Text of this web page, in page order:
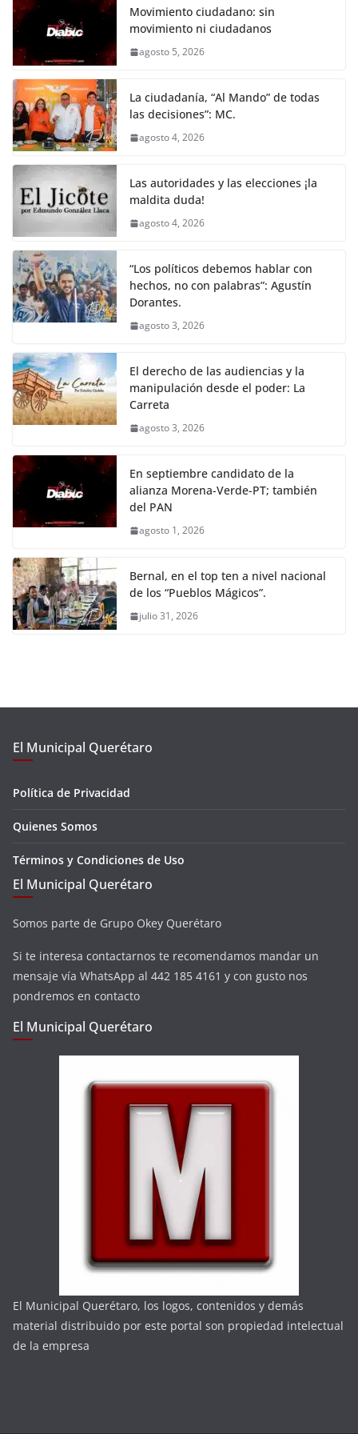
Movimiento ciudadano: sin
movimiento ni ciudadanos
agosto 5, 2026
La ciudadanía, “Al Mando” de todas
las decisiones”: MC.
agosto 4, 2026
Las autoridades y las elecciones ¡la
maldita duda!
agosto 4, 2026
“Los políticos debemos hablar con
hechos, no con palabras”: Agustín
Dorantes.
agosto 3, 2026
El derecho de las audiencias y la
manipulación desde el poder: La
Carreta
agosto 3, 2026
En septiembre candidato de la
alianza Morena-Verde-PT; también
del PAN
agosto 1, 2026
Bernal, en el top ten a nivel nacional
de los “Pueblos Mágicos”.
julio 31, 2026
El Municipal Querétaro
Política de Privacidad
Quienes Somos
Términos y Condiciones de Uso
El Municipal Querétaro
Somos parte de Grupo Okey Querétaro
Si te interesa contactarnos te recomendamos mandar un
mensaje vía WhatsApp al 442 185 4161 y con gusto nos
pondremos en contacto
El Municipal Querétaro
El Municipal Querétaro, los logos, contenidos y demás
material distribuido por este portal son propiedad intelectual
de la empresa